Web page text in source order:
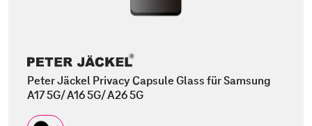
Peter Jäckel Privacy Capsule Glass für Samsung
A17 5G/ A16 5G/ A26 5G